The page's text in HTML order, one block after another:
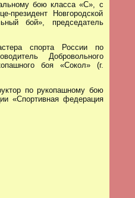
бою класса «С», с
Новгородской
бой», председатель
спорта России по
Добровольного
боя «Сокол» (г.
по рукопашному бою
«Спортивная федерация